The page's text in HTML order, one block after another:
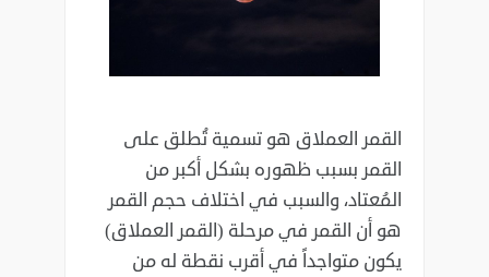
القمر العملاق هو تسمية تُطلق على
القمر بسبب ظهوره بشكل أكبر من
المُعتاد، والسبب في اختلاف حجم القمر
هو أن القمر ‏في مرحلة (القمر العملاق)
يكون متواجداً في أقرب نقطة له من